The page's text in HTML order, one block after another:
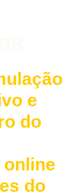
e
do
online
do